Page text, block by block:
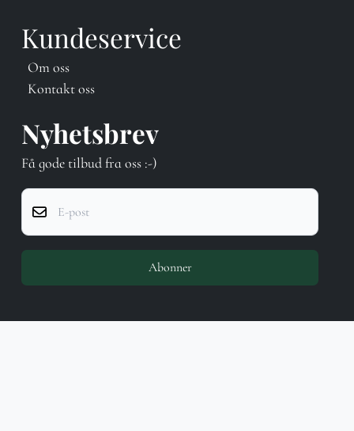
Kundeservice
Om oss
Kontakt oss
Nyhetsbrev
Få gode tilbud fra oss :-)
E-post
Abonner